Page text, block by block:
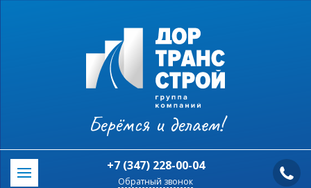
Берёмся и делаем!
+7 (347) 228-00-04
Обратный звонок